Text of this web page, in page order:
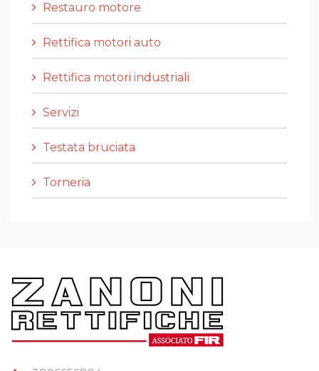
Restauro motore
Rettifica motori auto
Rettifica motori industriali
Servizi
Testata bruciata
Torneria